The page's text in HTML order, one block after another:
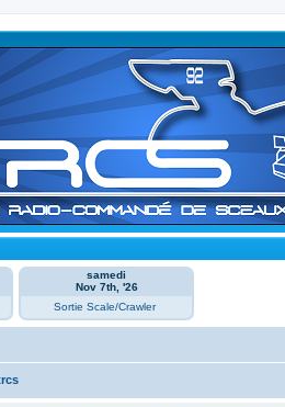
samedi
Nov 7th, '26
Sortie Scale/Crawler